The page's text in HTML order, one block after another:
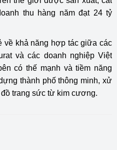
thu hàng năm đạt 24 tỷ
về khả năng hợp tác giữa các
và các doanh nghiệp Việt
có thế mạnh và tiềm năng
thành phố thông minh, xử
trang sức từ kim cương.